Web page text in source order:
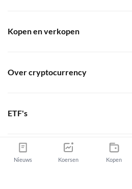
Kopen en verkopen
Over cryptocurrency
ETF's
Koersen
Nieuws Koersen Kopen